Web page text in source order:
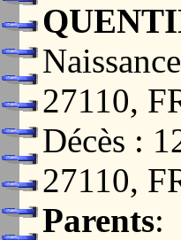
27110,
Décès :
27110,
Parents: